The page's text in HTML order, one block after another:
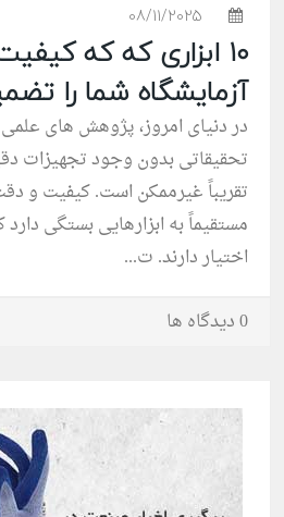
08/11/2025
۱۰ ابزاری که که
آزمایشگاه شما را
در دنیای امروز، پژوهش های
تحقیقاتی بدون وجود تجهیزات
تقریباً غیرممکن است. کیفیت و
مستقیماً به ابزارهایی بستگی
اختیار دارند. ت...
0 دیدگاه ها